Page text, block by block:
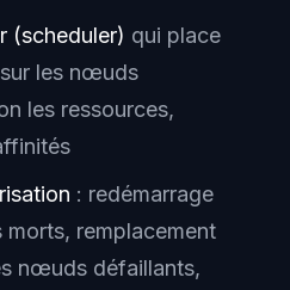
(scheduler) qui place
les nœuds
les ressources,
: redémarrage
morts, remplacement
nœuds défaillants,